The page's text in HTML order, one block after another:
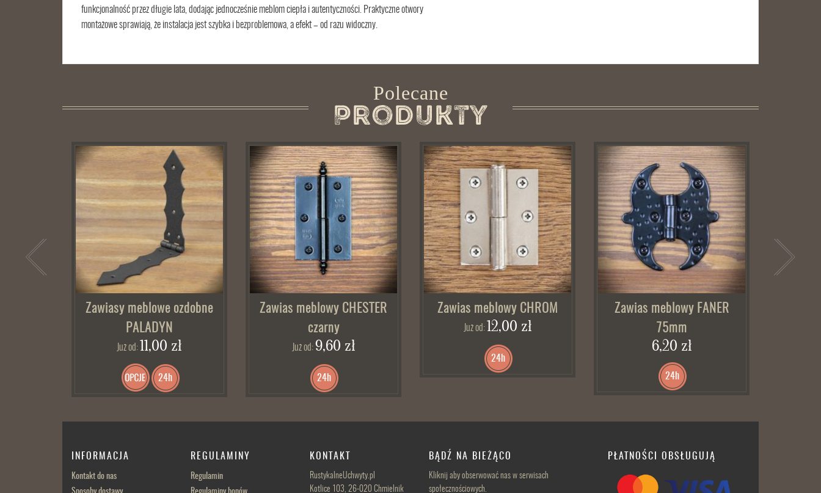
funkcjonalność przez długie lata, dodając jednocześnie meblom ciepła i autentyczności. Praktyczne otwory
montażowe sprawiają, że instalacja jest szybka i bezproblemowa, a efekt – od razu widoczny.
Polecane
Produkty
Zawiasy meblowe ozdobne
PALADYN
Już od:11,00 zł
24h
Zawias meblowy CHESTER
czarny
Już od: 9,60 zł
24h
Zawias meblowy CHROM
Już od: 12,00 zł
24h
Zawias meblowy FANER
75mm
6,20 zł
24h
INFORMACJA
Kontakt do nas
REGULAMINY
Regulamin
KONTAKT
RustykalneUchwyty.pl
Kotlice 103, 26-020 Chmielnik
BĄDŹ NA BIEŻĄCO
Kliknij aby obserwować nas w serwisach
społecznościowych.
PŁATNOŚCI OBSŁUGUJĄ